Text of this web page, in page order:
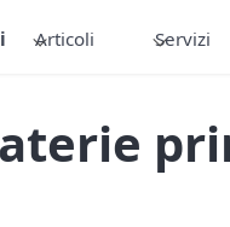
Articoli Servizi